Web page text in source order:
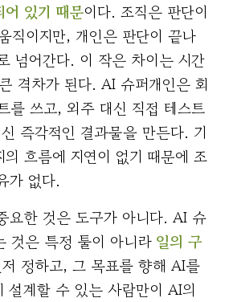
어 있기 때문이다. 조직은 판단이
직이지만, 개인은 판단이 끝나
넘어간다. 이 작은 차이는 시간
격차가 된다. AI 슈퍼개인은 회
를 쓰고, 외주 대신 직접 테스트
즉각적인 결과물을 만든다. 기
흐름에 지연이 없기 때문에 조
가 없다.
요한 것은 도구가 아니다. AI 슈
것은 특정 툴이 아니라 일의 구
정하고, 그 목표를 향해 AI를
설계할 수 있는 사람만이 AI의